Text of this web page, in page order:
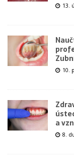
13.
10.
a
8.